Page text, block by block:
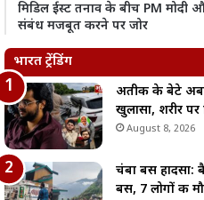
मिडिल ईस्ट तनाव के बीच PM मोदी
संबंध मजबूत करने पर जोर
भारत ट्रेंडिंग
अतीक के बेटे अबान
खुलासा, शरीर पर
August 8, 2026
चंबा बस हादसा:
बस, 7 लोगों की